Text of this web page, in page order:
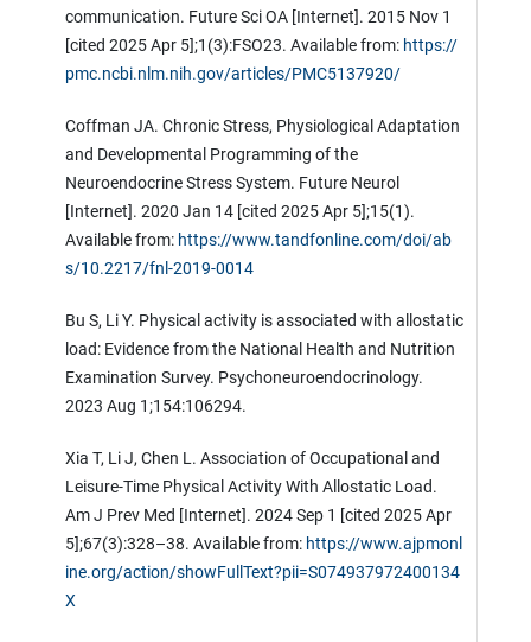
communication. Future Sci OA [Internet]. 2015 Nov 1
[cited 2025 Apr 5];1(3):FSO23. Available from: https://
pmc.ncbi.nlm.nih.gov/articles/PMC5137920/
Coffman JA. Chronic Stress, Physiological Adaptation
and Developmental Programming of the
Neuroendocrine Stress System. Future Neurol
[Internet]. 2020 Jan 14 [cited 2025 Apr 5];15(1).
Available from: https://www.tandfonline.com/doi/ab
s/10.2217/fnl-2019-0014
Bu S, Li Y. Physical activity is associated with allostatic
load: Evidence from the National Health and Nutrition
Examination Survey. Psychoneuroendocrinology.
2023 Aug 1;154:106294.
Xia T, Li J, Chen L. Association of Occupational and
Leisure-Time Physical Activity With Allostatic Load.
Am J Prev Med [Internet]. 2024 Sep 1 [cited 2025 Apr
5];67(3):328–38. Available from: https://www.ajpmonl
ine.org/action/showFullText?pii=S074937972400134
X